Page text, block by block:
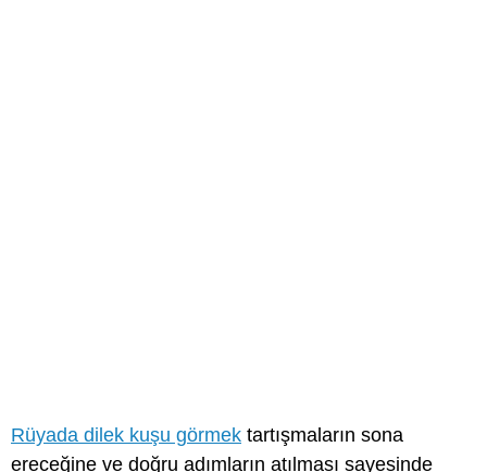
Rüyada dilek kuşu görmek tartışmaların sona
ereceğine ve doğru adımların atılması sayesinde